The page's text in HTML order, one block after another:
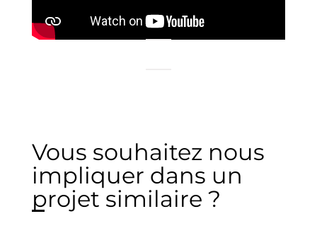
Vous souhaitez nous
impliquer dans un
projet similaire ?